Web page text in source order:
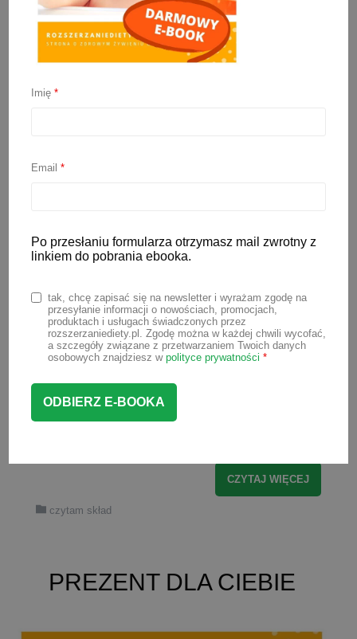
Kaszki dla niemowląt –
100 kaszek dla niemowląt! Po takiej
lekturze nasunął mi się wniosek, że jeśli
idziemy ku lepszemu. Coraz więcej
producentów stawia na naturalne kaszki
bez zbędnych dodatków. Wielu też na
aktualizowałam wpis), usunęło z kaszek
cukier, olej palmowy, czy
CZYTAJ WIĘCEJ
czytam skład
PREZENT DLA CIEBIE
Imię*
Email*
Po przesłaniu formularza otrzymasz mail zwrotny z
linkiem do pobrania ebooka.
tak, chcę zapisać się na newsletter i wyrażam zgodę na
przesyłanie informacji o nowościach, promocjach,
produktach i usługach świadczonych przez
rozszerzaniediety.pl. Zgodę można w każdej chwili wycofać,
a szczegóły związane z przetwarzaniem Twoich danych
osobowych znajdziesz w polityce prywatności *